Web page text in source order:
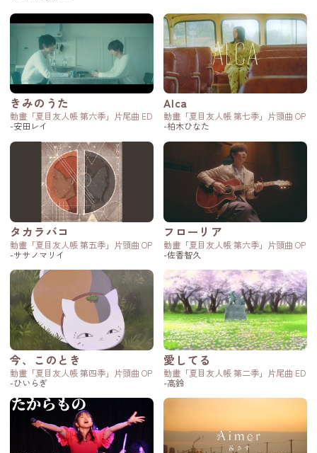
きみのうた
動畫「夏目友人帳 第六季」片尾曲 ED
-安田レイ
Alca
動畫「夏目友人帳 第七季」片頭曲 OP
-柏木ひなた
タカラバコ
動畫「夏目友人帳 第五季」片頭曲 OP
-ササノマリイ
フローリア
動畫「夏目友人帳 第六季」片頭曲 OP
-佐香智久
今、このとき
動畫「夏目友人帳 第四季」片頭曲 OP
-ひいらぎ
愛してる
動畫「夏目友人帳 第二季」片尾曲 ED
-高鈴